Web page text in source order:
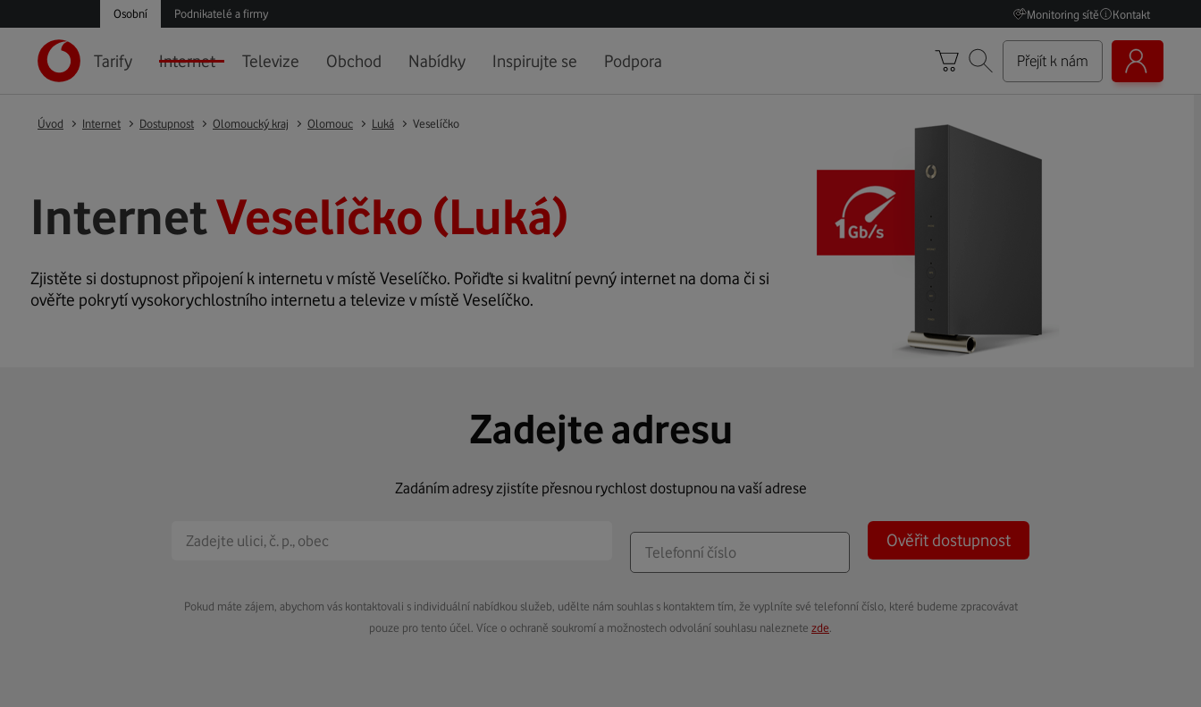
Osobní Podnikatelé a firmy Monitoring sítě Kontakt
Tarify Internet Televize Obchod Nabídky Inspirujte se Podpora Přejít k nám
Úvod Internet Dostupnost Olomoucký kraj Olomouc Luká Veselíčko
InternetVeselíčko (Luká)
Zjistěte si dostupnost připojení k internetu v místě Veselíčko. Pořiďte si kvalitní pevný internet na doma či si
ověřte pokrytí vysokorychlostního internetu a televize v místě Veselíčko.
Zadejte adresu
Zadáním adresy zjistíte přesnou rychlost dostupnou na vaší adrese
Ověřit dostupnost
Pokud máte zájem, abychom vás kontaktovali s individuální nabídkou služeb, udělte nám souhlas s kontaktem tím, že vyplníte své telefonní číslo, které budeme zpracovávat
pouze pro tento účel. Více o ochraně soukromí a možnostech odvolání souhlasu naleznete zde